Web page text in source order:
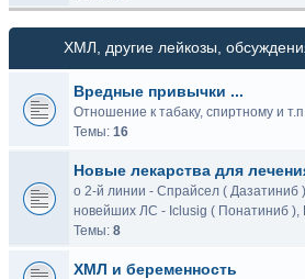
ХМЛ, другие лейкозы,
Вредные привычки ...
Отношение к табаку, спиртному и
Темы: 16
Новые лекарства для
о 2-й линии - Спрайсел ( Дазатиниб
новейших ЛС - Iclusig ( Понатиниб ),
Темы: 8
ХМЛ и беременность